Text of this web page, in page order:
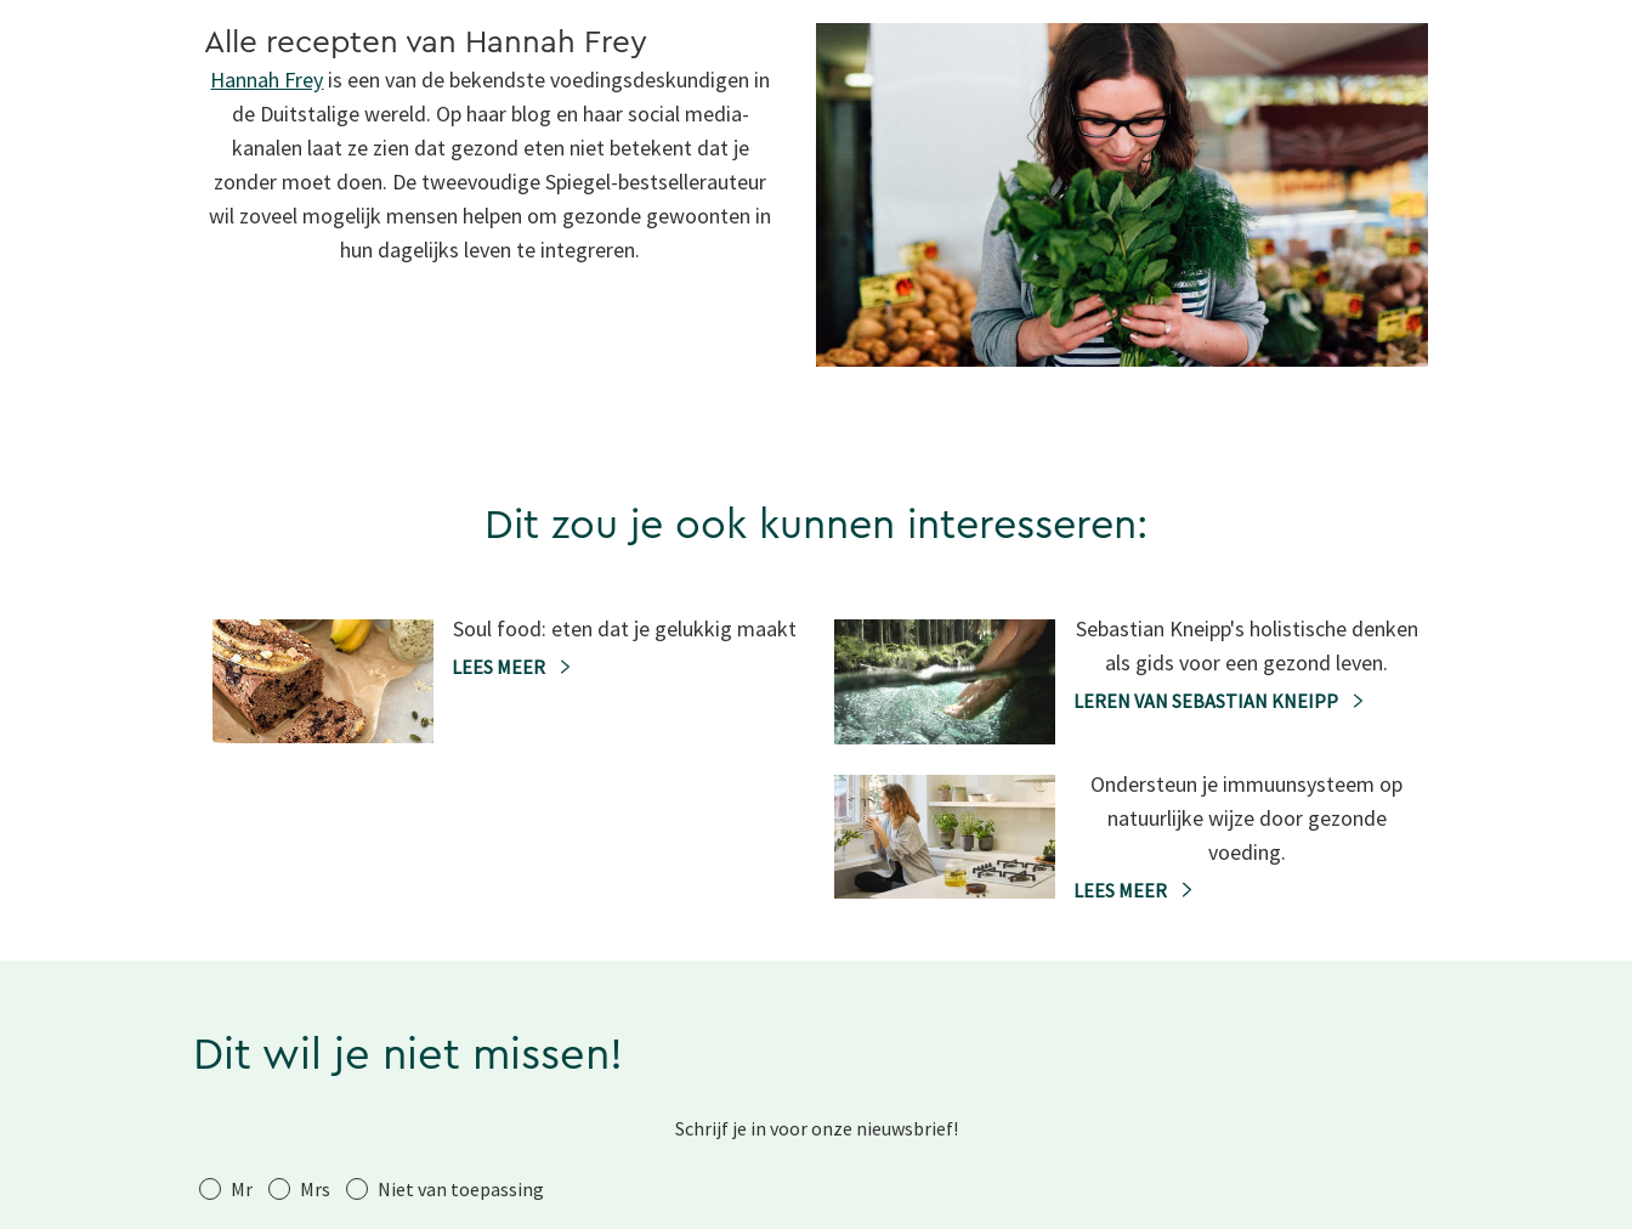
Alle recepten van Hannah Frey
Hannah Frey is een van de bekendste voedingsdeskundigen in
de Duitstalige wereld. Op haar blog en haar social media-
kanalen laat ze zien dat gezond eten niet betekent dat je
zonder moet doen. De tweevoudige Spiegel-bestsellerauteur
wil zoveel mogelijk mensen helpen om gezonde gewoonten in
hun dagelijks leven te integreren.
Dit zou je ook kunnen interesseren:
Soul food: eten dat je gelukkig maakt
LEES MEER
Sebastian Kneipp's holistische denken
als gids voor een gezond leven.
LEREN VAN SEBASTIAN KNEIPP
Ondersteun je immuunsysteem op
natuurlijke wijze door gezonde
voeding.
LEES MEER
Dit wil je niet missen!
Schrijf je in voor onze nieuwsbrief!
Aanhef
Mr Mrs Niet van toepassing